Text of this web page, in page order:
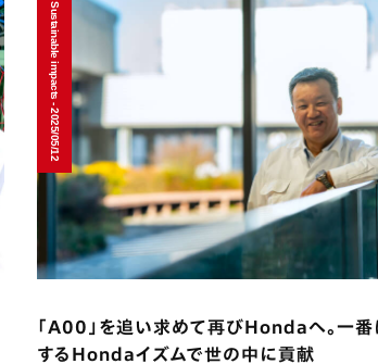
Sustainable impacts - 2025/05/12
「A00」を追い求めて再びHondaへ。一
するHondaイズムで世の中に貢献